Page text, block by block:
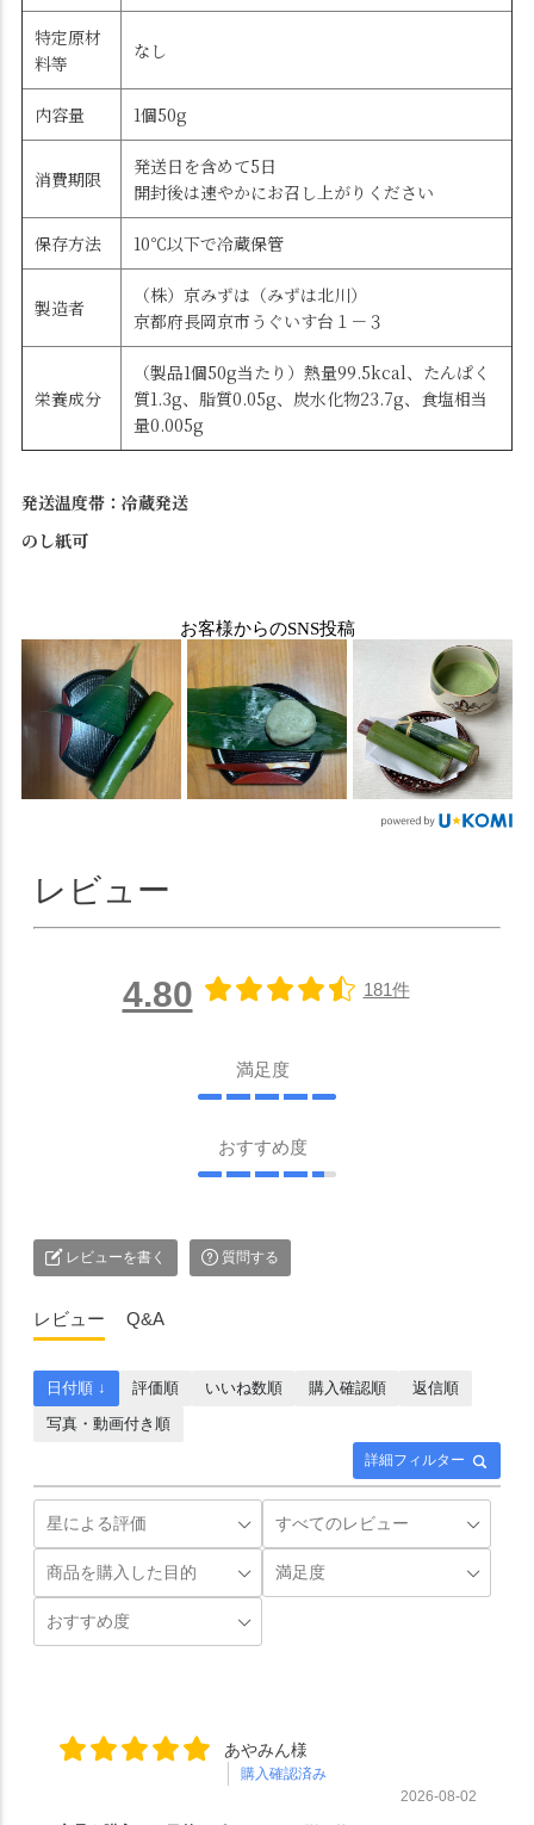
特定原材
料等
なし
内容量 1個50g
消費期限
発送日を含めて5日
開封後は速やかにお召し上がりください
保存方法 10℃以下で冷蔵保管
製造者
（株）京みずは（みずは北川）
京都府長岡京市うぐいす台１－３
栄養成分
（製品1個50g当たり）熱量99.5kcal、たんぱく
質1.3g、脂質0.05g、炭水化物23.7g、食塩相当
量0.005g
発送温度帯：冷蔵発送
のし紙可
お客様からのSNS投稿
レビュー
4.80 181件
満足度
おすすめ度
レビューを書く 質問する
レビュー Q&A
詳細フィルター
日付順 ↓ 評価順 いいね数順 購入確認順
返信順
写真・動画付き順
あやみん様
購入確認済み
2026-08-02